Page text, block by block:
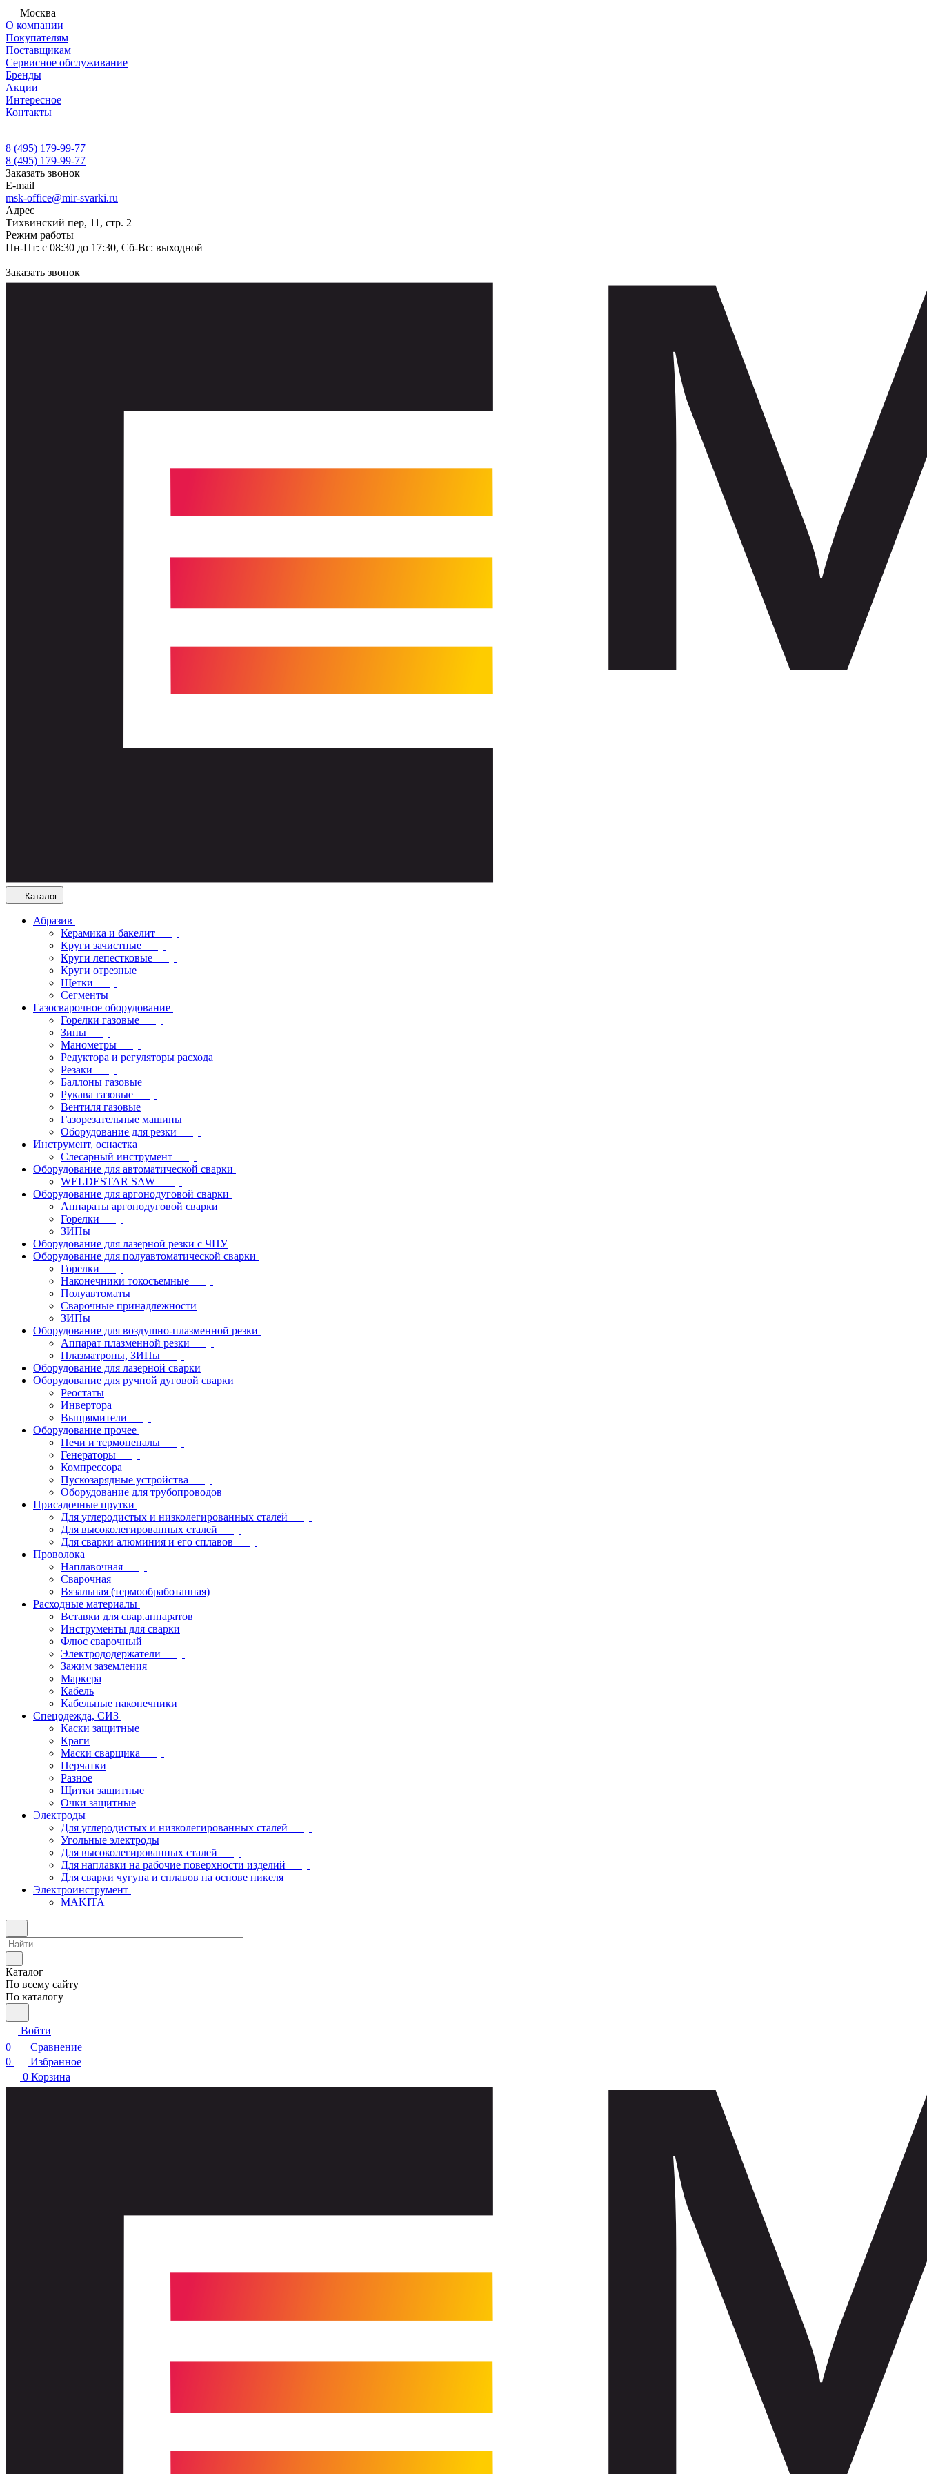
Москва
О компании
Покупателям
Поставщикам
Сервисное обслуживание
Бренды
Акции
Интересное
Контакты
8 (495) 179-99-77
8 (495) 179-99-77
Заказать звонок
E-mail
msk-office@mir-svarki.ru
Адрес
Тихвинский пер, 11, стр. 2
Режим работы
Пн-Пт: с 08:30 до 17:30, Сб-Вс: выходной
Заказать звонок
Каталог
Абразив
Керамика и бакелит
Круги зачистные
Круги лепестковые
Круги отрезные
Щетки
Сегменты
Газосварочное оборудование
Горелки газовые
Зипы
Манометры
Редуктора и регуляторы расхода
Резаки
Баллоны газовые
Рукава газовые
Вентиля газовые
Газорезательные машины
Оборудование для резки
Инструмент, оснастка
Слесарный инструмент
Оборудование для автоматической сварки
WELDESTAR SAW
Оборудование для аргонодуговой сварки
Аппараты аргонодуговой сварки
Горелки
ЗИПы
Оборудование для лазерной резки с ЧПУ
Оборудование для полуавтоматической сварки
Горелки
Наконечники токосъемные
Полуавтоматы
Сварочные принадлежности
ЗИПы
Оборудование для воздушно-плазменной резки
Аппарат плазменной резки
Плазматроны, ЗИПы
Оборудование для лазерной сварки
Оборудование для ручной дуговой сварки
Реостаты
Инвертора
Выпрямители
Оборудование прочее
Печи и термопеналы
Генераторы
Компрессора
Пускозарядные устройства
Оборудование для трубопроводов
Присадочные прутки
Для углеродистых и низколегированных сталей
Для высоколегированных сталей
Для сварки алюминия и его сплавов
Проволока
Наплавочная
Сварочная
Вязальная (термообработанная)
Расходные материалы
Вставки для свар.аппаратов
Инструменты для сварки
Флюс сварочный
Электрододержатели
Зажим заземления
Маркера
Кабель
Кабельные наконечники
Спецодежда, СИЗ
Каски защитные
Краги
Маски сварщика
Перчатки
Разное
Щитки защитные
Очки защитные
Электроды
Для углеродистых и низколегированных сталей
Угольные электроды
Для высоколегированных сталей
Для наплавки на рабочие поверхности изделий
Для сварки чугуна и сплавов на основе никеля
Электроинструмент
МAKITA
Каталог
По всему сайту
По каталогу
Войти
0
Сравнение
0
Избранное
0 Корзина